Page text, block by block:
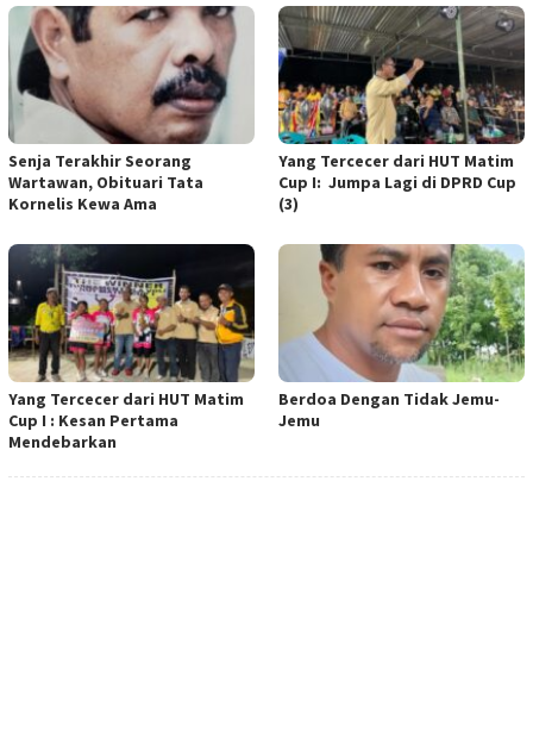
Senja Terakhir Seorang
Wartawan, Obituari Tata
Kornelis Kewa Ama
Yang Tercecer dari HUT Matim
Cup I: Jumpa Lagi di DPRD Cup
(3)
Yang Tercecer dari HUT Matim
Cup I : Kesan Pertama
Mendebarkan
Berdoa Dengan Tidak Jemu-
Jemu